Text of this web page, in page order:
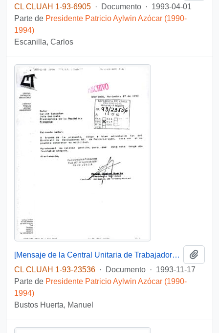
CL CLUAH 1-93-6905 · Documento · 1993-04-01
Parte de Presidente Patricio Aylwin Azócar (1990-
1994)
Escanilla, Carlos
[Mensaje de la Central Unitaria de Trabajadores dirigido al Jefe de Gabinete Presidencial, mediante el cual adjunta solicitud del Sindicato de Estibadores N° 1 de Penco-Lirquén]
CL CLUAH 1-93-23536 · Documento · 1993-11-17
Parte de Presidente Patricio Aylwin Azócar (1990-
1994)
Bustos Huerta, Manuel